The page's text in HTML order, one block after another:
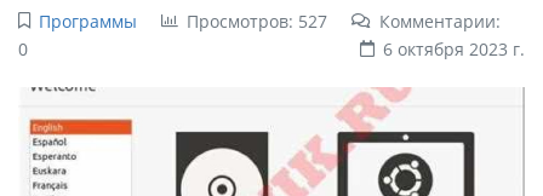
Программы Просмотров: 527
Комментарии:
0
6 октября 2023 г.